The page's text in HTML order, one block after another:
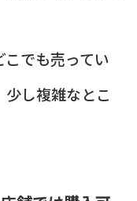
でも売ってい
し複雑なとこ